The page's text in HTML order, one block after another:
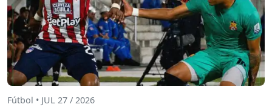
Fútbol • JUL 27 / 2026